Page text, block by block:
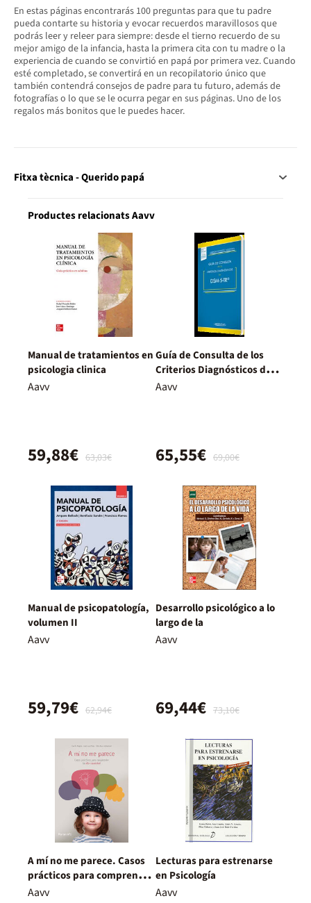
En estas páginas encontrarás 100 preguntas para que tu padre
pueda contarte su historia y evocar recuerdos maravillosos que
podrás leer y releer para siempre: desde el tierno recuerdo de su
mejor amigo de la infancia, hasta la primera cita con tu madre o la
experiencia de cuando se convirtió en papá por primera vez. Cuando
esté completado, se convertirá en un recopilatorio único que
también contendrá consejos de padre para tu futuro, además de
fotografías o lo que se le ocurra pegar en sus páginas. Uno de los
regalos más bonitos que le puedes hacer.
Fitxa tècnica - Querido papá
Productes relacionats Aavv
Manual de tratamientos en
psicologia clinica
Aavv
63,03€
59,88€
Guía de Consulta de los
Criterios Diagnósticos del
DSM-5- TR ®
Aavv
69,00€
65,55€
Manual de psicopatología,
volumen II
Aavv
62,94€
59,79€
Desarrollo psicológico a lo
largo de la
Aavv
73,10€
69,44€
A mí no me parece. Casos
prácticos para comprender
la alta capacidad
Aavv
Lecturas para estrenarse
en Psicología
Aavv